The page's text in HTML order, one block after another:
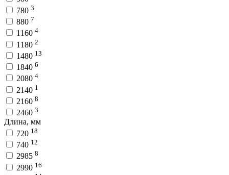
780 3
880 7
1160 4
1180 2
1480 13
1840 6
2080 4
2140 1
2160 8
2460 3
Длина, мм
720 18
740 12
2985 8
2990 16